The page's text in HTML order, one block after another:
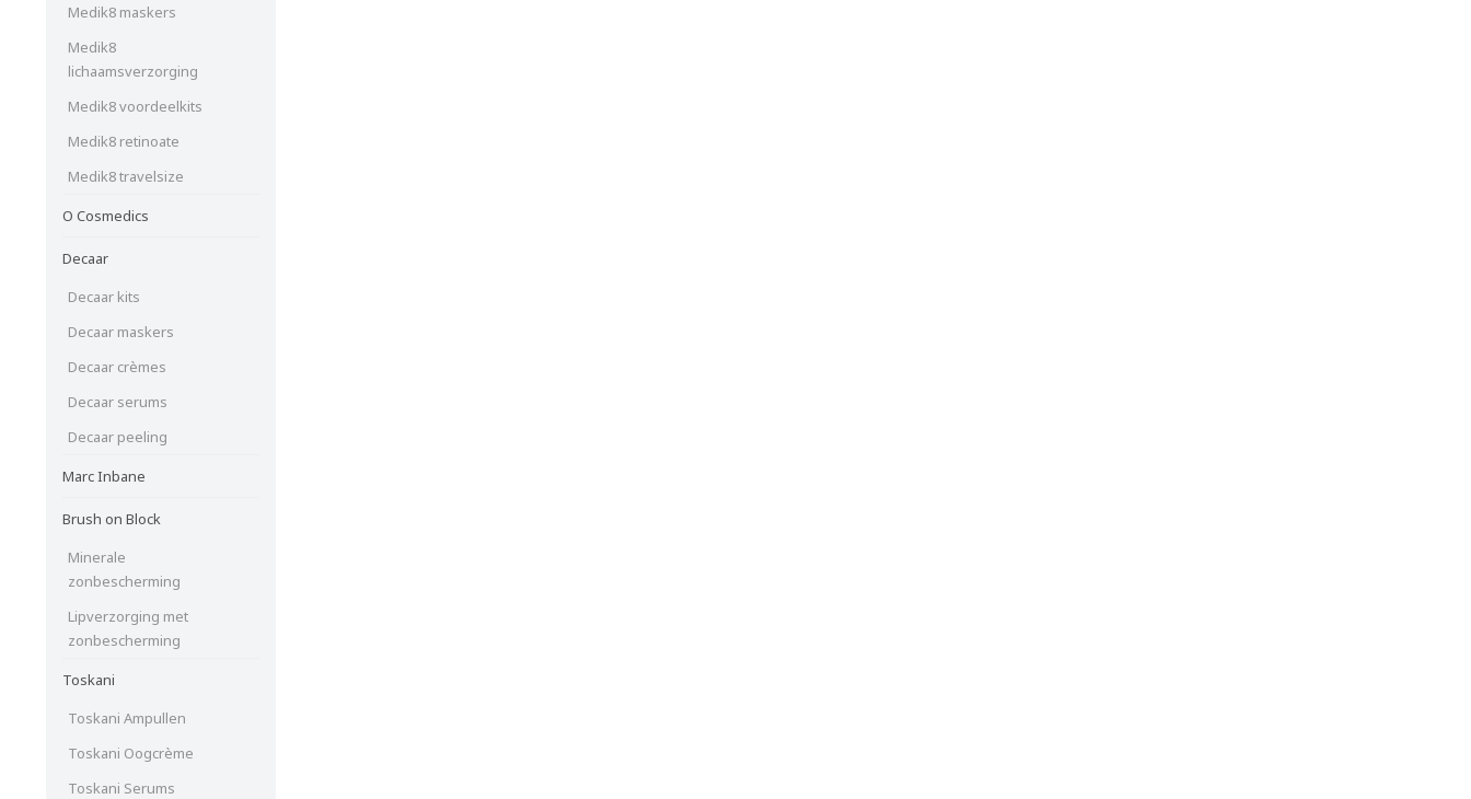
Medik8 maskers
Medik8
lichaamsverzorging
Medik8 voordeelkits
Medik8 retinoate
Medik8 travelsize
O Cosmedics
Decaar
Decaar kits
Decaar maskers
Decaar crèmes
Decaar serums
Decaar peeling
Marc Inbane
Brush on Block
Minerale
zonbescherming
Lipverzorging met
zonbescherming
Toskani
Toskani Ampullen
Toskani Oogcrème
Toskani Serums